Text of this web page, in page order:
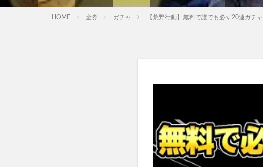
HOME 金券 ガチャ 【荒野行動】無料で誰でも必ず20連ガチ